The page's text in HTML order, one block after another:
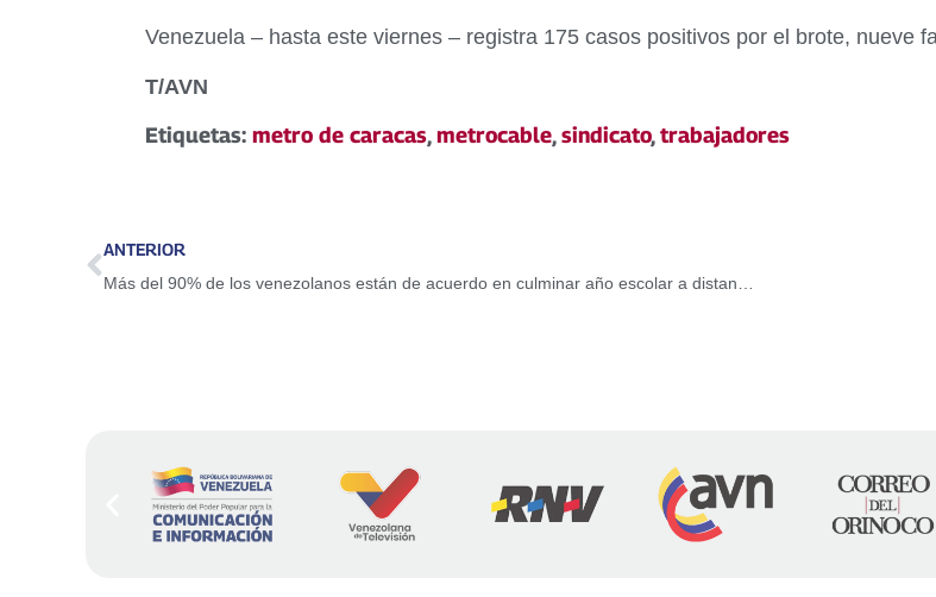
Venezuela – hasta este viernes – registra 175 casos positivos por el brote, nueve
T/AVN
Etiquetas: metro de caracas,metrocable,sindicato,trabajadores
ANTERIOR
Más del 90% de los venezolanos están de acuerdo en culminar año escolar a distancia